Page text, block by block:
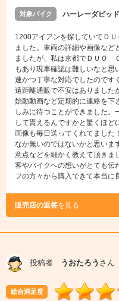
対象バイク ハーレーダビッ
1200アイアンを探していてＤ
ました。車両の詳細や画像な
ましたが、私は京都でＤＵＯ
もあり現車確認は難しいなと思
速かつ丁寧な対応でしたのです
遠距離通販で不安はありました
始動動画など定期的に連絡を下
しみに待つことができました
して貰えるんですかと驚くほど
画像も毎日送ってくれてました
なか無いのではないかと思いま
意点などを細かく教えて頂き
客やバイクへの想いがとても伝
フの方々から購入できて本当に
販売店の返答を見る
投稿者 うおたろう さん
総合満足度